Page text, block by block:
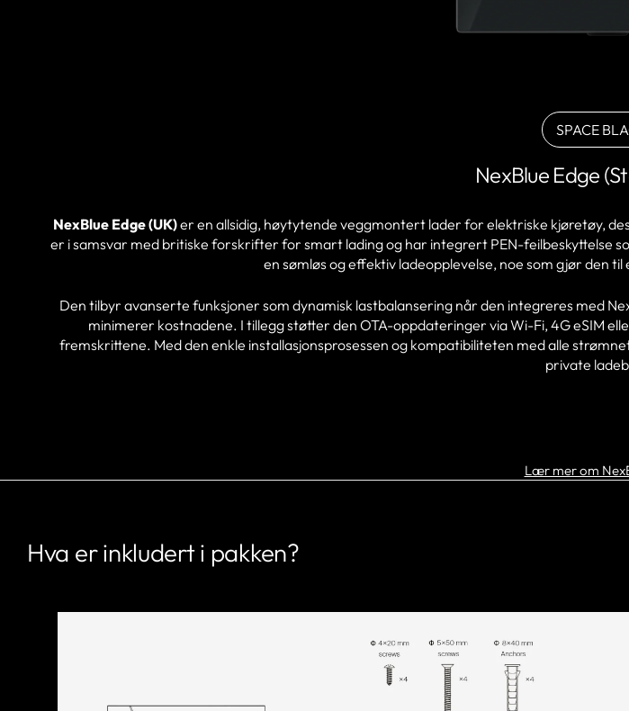
SPACE
ikke
NexBlue Edge
NexBlue Edge (UK)er en allsidig, høytytende veggmontert lader for elektriske kjøretøy,
er i samsvar med britiske forskrifter for smart lading og har integrert PEN-feilbeskyttelse
en sømløs og effektiv ladeopplevelse, noe som gjør den
Den tilbyr avanserte funksjoner som dynamisk lastbalansering når den integreres med
minimerer kostnadene. I tillegg støtter den OTA-oppdateringer via Wi-Fi, 4G eSIM
fremskrittene. Med den enkle installasjonsprosessen og kompatibiliteten med alle
private
Lær mer om
Hva er inkludert i pakken?